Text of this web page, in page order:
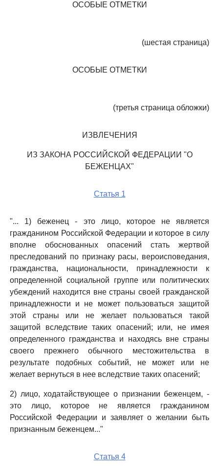
ОСОБЫЕ ОТМЕТКИ
(шестая страница)
ОСОБЫЕ ОТМЕТКИ
(третья страница обложки)
ИЗВЛЕЧЕНИЯ
ИЗ ЗАКОНА РОССИЙСКОЙ ФЕДЕРАЦИИ "О
БЕЖЕНЦАХ"
Статья 1
"... 1) беженец - это лицо, которое не является
гражданином Российской Федерации и которое в силу
вполне обоснованных опасений стать жертвой
преследований по признаку расы, вероисповедания,
гражданства, национальности, принадлежности к
определенной социальной группе или политических
убеждений находится вне страны своей гражданской
принадлежности и не может пользоваться защитой
этой страны или не желает пользоваться такой
защитой вследствие таких опасений; или, не имея
определенного гражданства и находясь вне страны
своего прежнего обычного местожительства в
результате подобных событий, не может или не
желает вернуться в нее вследствие таких опасений;
2) лицо, ходатайствующее о признании беженцем, -
это лицо, которое не является гражданином
Российской Федерации и заявляет о желании быть
признанным беженцем..."
Статья 4